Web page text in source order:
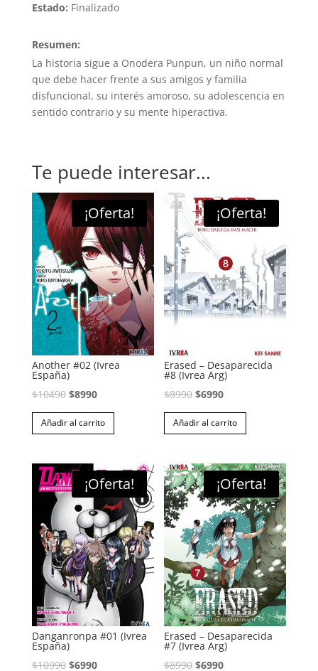
Estado: Finalizado
Resumen:
La historia sigue a Onodera Punpun, un niño normal
que debe hacer frente a sus amigos y familia
disfuncional, su interés amoroso, su adolescencia en
sentido contrario y su mente hiperactiva.
Te puede interesar...
¡Oferta!
Another #02 (Ivrea
España)
$10490 El
precio
original
$10490.
$8990El
precio
actual
$8990.
Añadir al carrito
¡Oferta!
Erased – Desaparecida
#8 (Ivrea Arg)
$8990 El
precio
original
$8990.
$6990El
precio
actual
$6990.
Añadir al carrito
¡Oferta!
Danganronpa #01 (Ivrea
España)
$10990 El
$6990El
¡Oferta!
Erased – Desaparecida
#7 (Ivrea Arg)
$8990 El
$6990El